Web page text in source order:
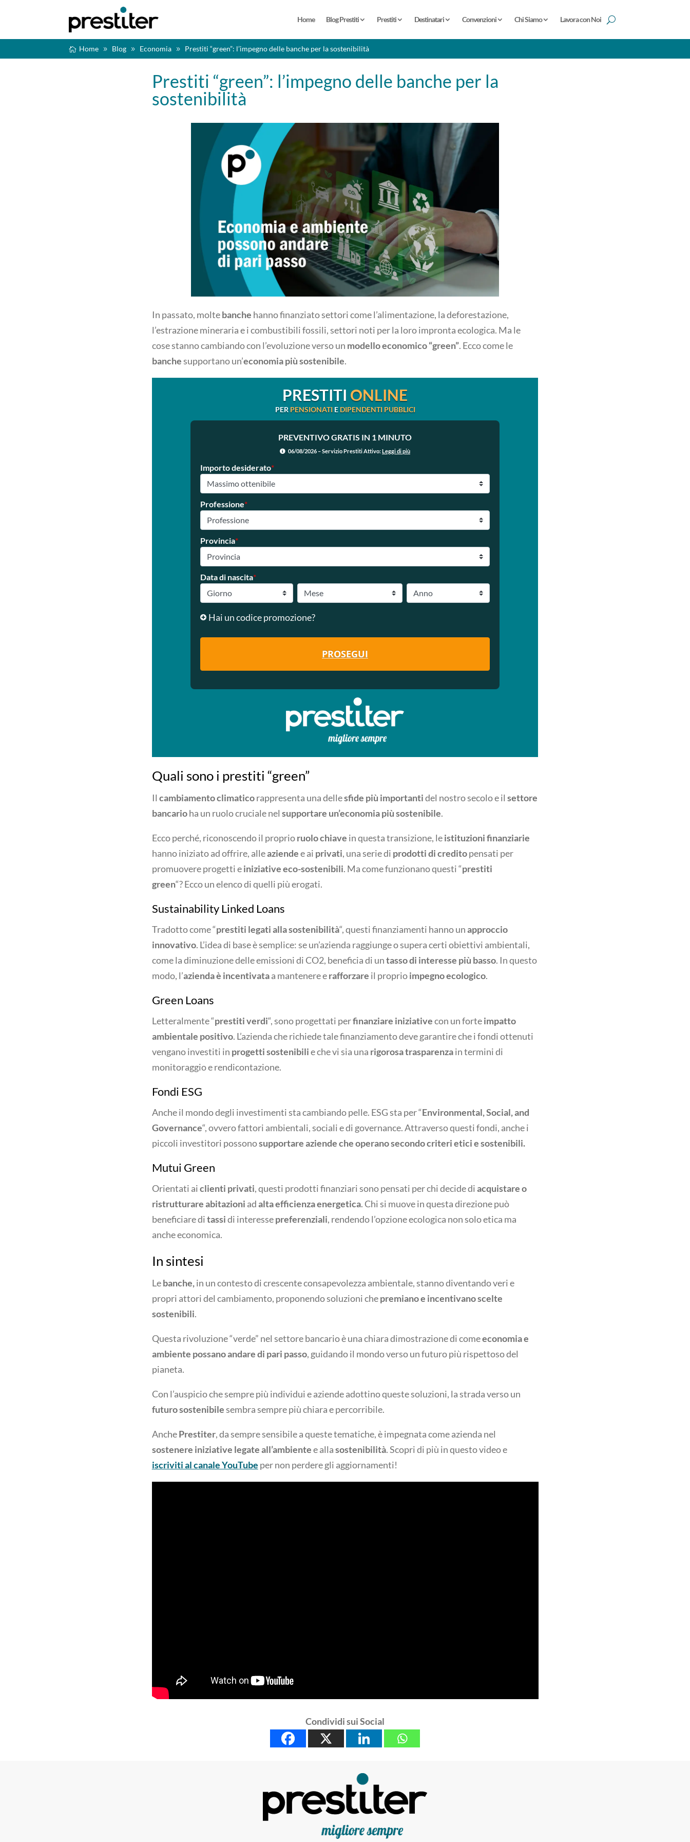
Home Blog Prestiti Prestiti Destinatari Convenzioni Chi Siamo Lavora con Noi
Home Blog Economia Prestiti “green”: l’impegno delle banche per la sostenibilità
Prestiti “green”: l’impegno delle banche per la
sostenibilità
In passato, moltebanche hanno finanziato settori come l’alimentazione, la deforestazione,
l’estrazione mineraria e i combustibili fossili, settori noti per la loro impronta ecologica. Ma le
cose stanno cambiando con l’evoluzione verso un modello economico “green”. Ecco come le
banchesupportano un’economia più sostenibile.
PRESTITI ONLINE
PER PENSIONATIE DIPENDENTI PUBBLICI
PREVENTIVO GRATIS IN 1 MINUTO
06/08/2026 – Servizio Prestiti Attivo:Leggi di più
Importo desiderato*
Professione*
Provincia*
Data di nascita*
Hai un codice promozione?
PROSEGUI
Quali sono i prestiti “green”
Il cambiamento climaticorappresenta una dellesfide più importantidel nostro secolo e il settore
bancarioha un ruolo cruciale nel supportare un’economia più sostenibile.
Ecco perché, riconoscendo il proprioruolo chiave in questa transizione, leistituzioni finanziarie
hanno iniziato ad offrire, alleaziendee ai privati, una serie di prodotti di creditopensati per
promuovere progetti einiziative eco-sostenibili. Ma come funzionano questi “prestiti
green“? Ecco un elenco di quelli più erogati.
Sustainability Linked Loans
Tradotto come “prestiti legati alla sostenibilità“, questi finanziamenti hanno unapproccio
innovativo. L’idea di base è semplice: se un’azienda raggiunge o supera certi obiettivi ambientali,
come la diminuzione delle emissioni di CO2, beneficia di untasso di interesse più basso. In questo
modo, l’azienda è incentivataa mantenere erafforzare il proprioimpegno ecologico.
Green Loans
Letteralmente “prestiti verdi“, sono progettati perfinanziare iniziativecon un forteimpatto
ambientale positivo. L’azienda che richiede tale finanziamento deve garantire che i fondi ottenuti
vengano investiti in progetti sostenibilie che vi sia una rigorosa trasparenzain termini di
monitoraggio e rendicontazione.
Fondi ESG
Anche il mondo degli investimenti sta cambiando pelle. ESG sta per “Environmental, Social, and
Governance“, ovvero fattori ambientali, sociali e di governance. Attraverso questi fondi, anche i
piccoli investitori possonosupportare aziende che operano secondo criteri etici e sostenibili.
Mutui Green
Orientati aiclienti privati, questi prodotti finanziari sono pensati per chi decide diacquistare o
ristrutturare abitazioni adalta efficienza energetica. Chi si muove in questa direzione può
beneficiare ditassidi interessepreferenziali, rendendo l’opzione ecologica non solo etica ma
anche economica.
In sintesi
Lebanche,in un contesto di crescente consapevolezza ambientale, stanno diventando veri e
propri attori del cambiamento, proponendo soluzioni chepremiano e incentivano scelte
sostenibili.
Questa rivoluzione “verde” nel settore bancario è una chiara dimostrazione di comeeconomia e
ambiente possano andare di pari passo, guidando il mondo verso un futuro più rispettoso del
pianeta.
Con l’auspicio che sempre più individui e aziende adottino queste soluzioni, la strada verso un
futuro sostenibilesembra sempre più chiara e percorribile.
AnchePrestiter, da sempre sensibile a queste tematiche, è impegnata come azienda nel
sostenere iniziative legate all’ambientee allasostenibilità. Scopri di più in questo video e
iscriviti al canale YouTube per non perdere gli aggiornamenti!
Condividi sui Social